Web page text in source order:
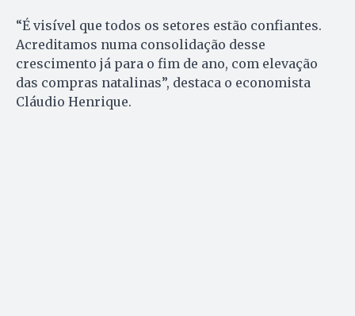
“É visível que todos os setores estão confiantes.
Acreditamos numa consolidação desse
crescimento já para o fim de ano, com elevação
das compras natalinas”, destaca o economista
Cláudio Henrique.